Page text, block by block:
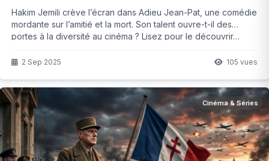
Hakim Jemili crève l’écran dans Adieu Jean-Pat, une comédie
mordante sur l’amitié et la mort. Son talent ouvre-t-il des
portes à la diversité au cinéma ? Lisez pour le découvrir…
2 Sep 2025 105 vues
Cinéma & Séries